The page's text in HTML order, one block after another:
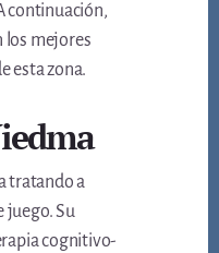
continuación,
los mejores
esta zona.
tratando a
juego. Su
cognitivo-